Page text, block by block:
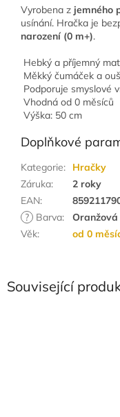
Související
Vyrobena z jemného
usínání. Hračka je
narození (0 m+).
Hebký a příjemný
Měkký čumáček a
Podporuje smyslové
Vhodná od 0 měsíců
Výška: 50 cm
Doplňkové
Kategorie:
Hračky
Záruka:
2 roky
EAN:
?
Barva:
Oranžová
Věk: od 0